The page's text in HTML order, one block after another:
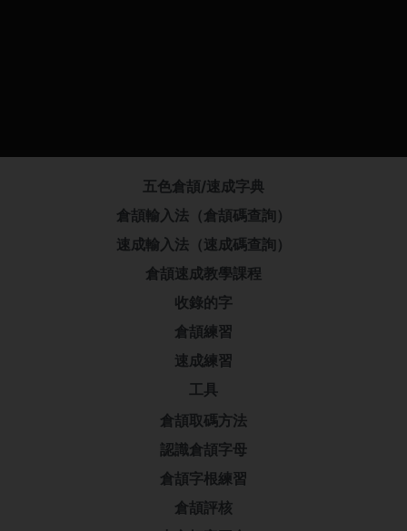
五色倉頡/速成字典
倉頡輸入法（倉頡碼查詢）
速成輸入法（速成碼查詢）
倉頡速成教學課程
收錄的字
倉頡練習
速成練習
工具
倉頡取碼方法
認識倉頡字母
倉頡字根練習
倉頡評核